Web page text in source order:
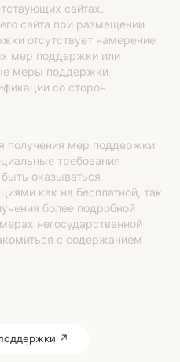
сайтах.
сайта при размещении
отсутствует намерение
мер поддержки или
меры поддержки
со сторон
получения мер поддержки
требования
оказываться
как на бесплатной, так
более подробной
негосударственной
с содержанием
↗